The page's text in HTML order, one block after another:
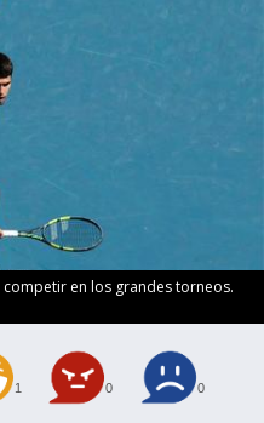
en los grandes torneos.
1 0 0